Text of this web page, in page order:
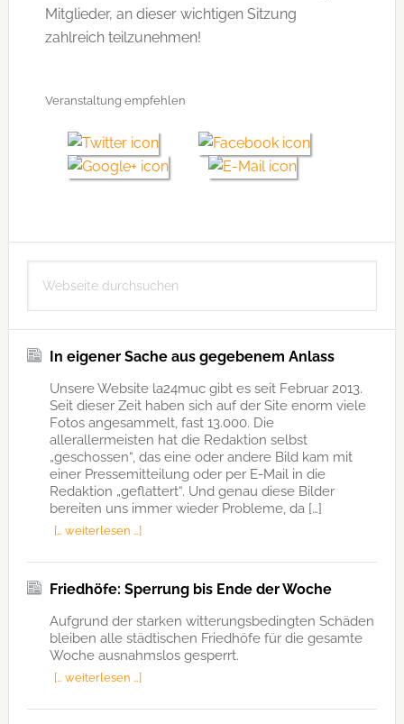
Mitglieder, an dieser wichtigen Sitzung
zahlreich teilzunehmen!
Veranstaltung empfehlen
Seitenspalte
durchsuchen
In eigener Sache aus gegebenem Anlass
Unsere Website la24muc gibt es seit Februar 2013.
Seit dieser Zeit haben sich auf der Site enorm viele
Fotos angesammelt, fast 13.000. Die
allerallermeisten hat die Redaktion selbst
„geschossen“, das eine oder andere Bild kam mit
einer Pressemitteilung oder per E-Mail in die
Redaktion „geflattert“. Und genau diese Bilder
bereiten uns immer wieder Probleme, da […]
[… weiterlesen …]
Friedhöfe: Sperrung bis Ende der Woche
Aufgrund der starken witterungsbedingten Schäden
bleiben alle städtischen Friedhöfe für die gesamte
Woche ausnahmslos gesperrt.
[… weiterlesen …]